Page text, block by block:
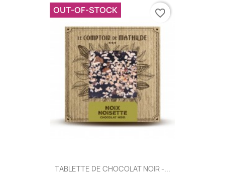
TABLETTE DE CHOCOLAT NOIR -...
OUT-OF-STOCK favorite_border